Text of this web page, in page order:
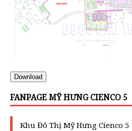
Download
FANPAGE MỸ HƯNG CIENCO 5
Khu Đô Thị Mỹ Hưng Cienco 5